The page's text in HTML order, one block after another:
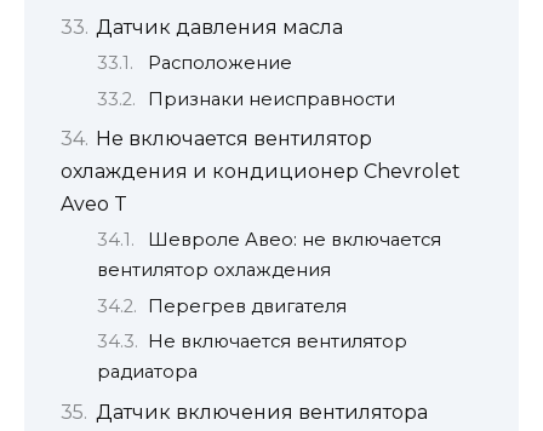
Датчик давления масла
Расположение
Признаки неисправности
Не включается вентилятор
охлаждения и кондиционер Chevrolet
Aveo T
Шевроле Авео: не включается
вентилятор охлаждения
Перегрев двигателя
Не включается вентилятор
радиатора
Датчик включения вентилятора